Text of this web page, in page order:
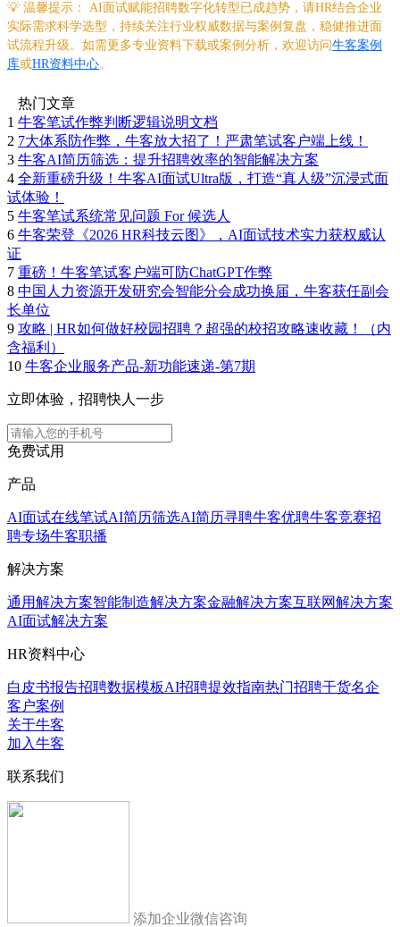
💡 温馨提示： AI面试赋能招聘数字化转型已成趋势，请HR结合企业
实际需求科学选型，持续关注行业权威数据与案例复盘，稳健推进面
试流程升级。如需更多专业资料下载或案例分析，欢迎访问牛客案例
库或HR资料中心。
热门文章
1 牛客笔试作弊判断逻辑说明文档
2 7大体系防作弊，牛客放大招了！严肃笔试客户端上线！
3 牛客AI简历筛选：提升招聘效率的智能解决方案
4 全新重磅升级！牛客AI面试Ultra版，打造“真人级”沉浸式面
试体验！
5 牛客笔试系统常见问题 For 候选人
6 牛客荣登《2026 HR科技云图》，AI面试技术实力获权威认
证
7 重磅！牛客笔试客户端可防ChatGPT作弊
8 中国人力资源开发研究会智能分会成功换届，牛客获任副会
长单位
9 攻略 | HR如何做好校园招聘？超强的校招攻略速收藏！（内
含福利）
10 牛客企业服务产品-新功能速递-第7期
立即体验，招聘快人一步
免费试用
产品
AI面试在线笔试AI简历筛选AI简历寻聘牛客优聘牛客竞赛招
聘专场牛客职播
解决方案
通用解决方案智能制造解决方案金融解决方案互联网解决方案
AI面试解决方案
HR资料中心
白皮书报告招聘数据模板AI招聘提效指南热门招聘干货名企
客户案例
关于牛客
加入牛客
联系我们
添加企业微信咨询